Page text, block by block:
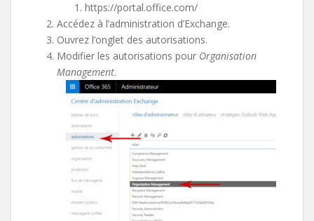
https://portal.office.com/
Accédez à l’administration d’Exchange.
Ouvrez l’onglet des autorisations.
Modifier les autorisations pour Organisation
Management.